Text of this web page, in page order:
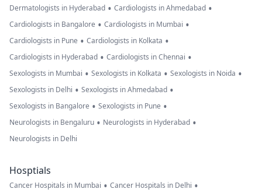
Dermatologists in Hyderabad • Cardiologists in Ahmedabad •
Cardiologists in Bangalore • Cardiologists in Mumbai •
Cardiologists in Pune • Cardiologists in Kolkata •
Cardiologists in Hyderabad • Cardiologists in Chennai •
Sexologists in Mumbai • Sexologists in Kolkata • Sexologists in Noida •
Sexologists in Delhi • Sexologists in Ahmedabad •
Sexologists in Bangalore • Sexologists in Pune •
Neurologists in Bengaluru • Neurologists in Hyderabad •
Neurologists in Delhi
Hosptials
Cancer Hospitals in Mumbai • Cancer Hospitals in Delhi •